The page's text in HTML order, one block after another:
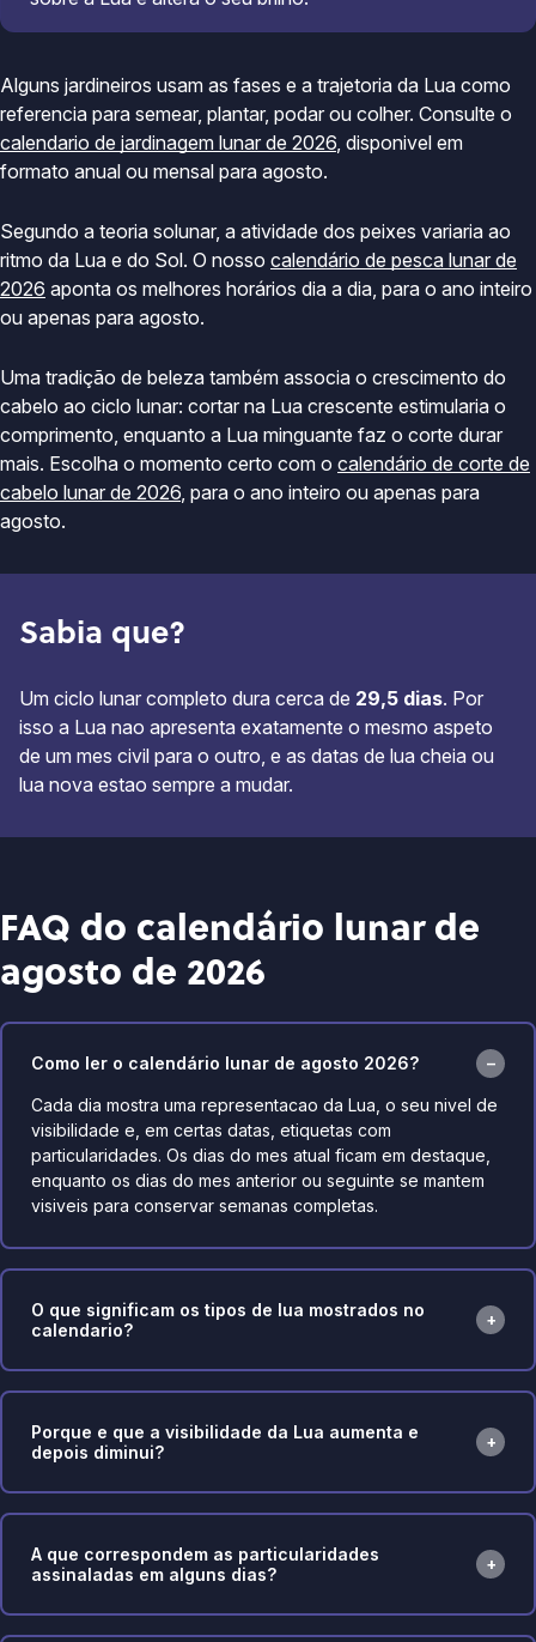
Alguns jardineiros usam as fases e a trajetoria da Lua como
referencia para semear, plantar, podar ou colher. Consulte o
calendario de jardinagem lunar de 2026, disponivel em
formato anual ou mensal para agosto.
Segundo a teoria solunar, a atividade dos peixes variaria ao
ritmo da Lua e do Sol. O nosso calendário de pesca lunar de
2026 aponta os melhores horários dia a dia, para o ano inteiro
ou apenas para agosto.
Uma tradição de beleza também associa o crescimento do
cabelo ao ciclo lunar: cortar na Lua crescente estimularia o
comprimento, enquanto a Lua minguante faz o corte durar
mais. Escolha o momento certo com o calendário de corte de
cabelo lunar de 2026, para o ano inteiro ou apenas para
agosto.
Sabia que?
Um ciclo lunar completo dura cerca de 29,5 dias. Por
isso a Lua nao apresenta exatamente o mesmo aspeto
de um mes civil para o outro, e as datas de lua cheia ou
lua nova estao sempre a mudar.
FAQ do calendário lunar de
agosto de 2026
Como ler o calendário lunar de agosto 2026?
Cada dia mostra uma representacao da Lua, o seu nivel de
visibilidade e, em certas datas, etiquetas com
particularidades. Os dias do mes atual ficam em destaque,
enquanto os dias do mes anterior ou seguinte se mantem
visiveis para conservar semanas completas.
O que significam os tipos de lua mostrados no
calendario?
Porque e que a visibilidade da Lua aumenta e
depois diminui?
A que correspondem as particularidades
assinaladas em alguns dias?